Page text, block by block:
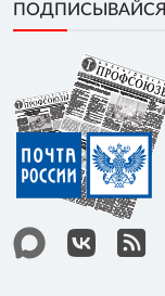
ПОДПИСЫВАЙСЯ